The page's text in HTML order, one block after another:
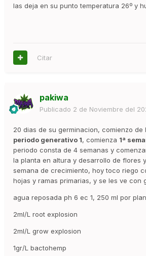
las deja en su punto temperatura 26º y
Citar
pakiwa
Publicado 2 de Noviembre del
20 dias de su germinacion, comienzo de
periodo generativo 1, comienza 1ª
periodo consta de 4 semanas y
la planta en altura y desarrollo de flores
semana de crecimiento, hoy toco riego
hojas y ramas primarias, y se les ve con
agua reposada ph 6 ec 1, 250 ml por
2ml/L root explosion
2ml/L grow explosion
1gr/L bactohemp